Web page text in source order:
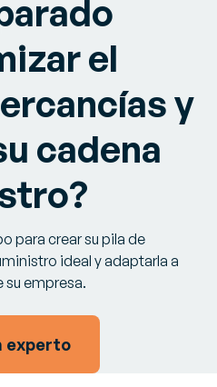
el
y
cadena
para crear su pila de
ideal y adaptarla a
su empresa.
experto